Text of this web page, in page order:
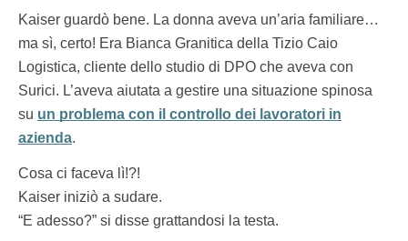
Kaiser guardò bene. La donna aveva un’aria familiare…
ma sì, certo! Era Bianca Granitica della Tizio Caio
Logistica, cliente dello studio di DPO che aveva con
Surici. L’aveva aiutata a gestire una situazione spinosa
su un problema con il controllo dei lavoratori in
azienda.
Cosa ci faceva lì!?!
Kaiser iniziò a sudare.
“E adesso?” si disse grattandosi la testa.